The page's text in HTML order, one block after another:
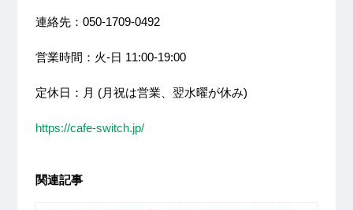
連絡先：050-1709-0492
営業時間：火-日 11:00-19:00
定休日：月 (月祝は営業、翌水曜が休み)
https://cafe-switch.jp/
関連記事